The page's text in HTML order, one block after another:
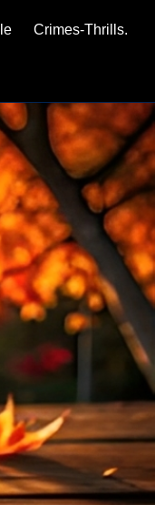
Crimes-Thrills.